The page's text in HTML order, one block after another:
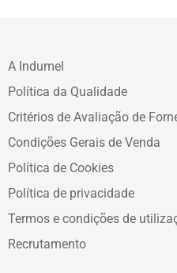
A Indumel
Política da Qualidade
Critérios de Avaliação de
Condições Gerais de Venda
Política de Cookies
Política de privacidade
Termos e condições de
Recrutamento